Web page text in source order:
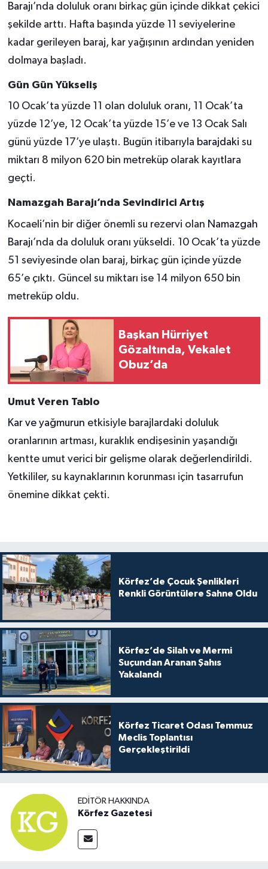
Barajı’nda doluluk oranı birkaç gün içinde dikkat çekici
şekilde arttı. Hafta başında yüzde 11 seviyelerine
kadar gerileyen baraj, kar yağışının ardından yeniden
dolmaya başladı.
Gün Gün Yükseliş
10 Ocak’ta yüzde 11 olan doluluk oranı, 11 Ocak’ta
yüzde 12’ye, 12 Ocak’ta yüzde 15’e ve 13 Ocak Salı
günü yüzde 17’ye ulaştı. Bugün itibarıyla barajdaki su
miktarı 8 milyon 620 bin metreküp olarak kayıtlara
geçti.
Namazgah Barajı’nda Sevindirici Artış
Kocaeli’nin bir diğer önemli su rezervi olan Namazgah
Barajı’nda da doluluk oranı yükseldi. 10 Ocak’ta yüzde
51 seviyesinde olan baraj, birkaç gün içinde yüzde
65’e çıktı. Güncel su miktarı ise 14 milyon 650 bin
metreküp oldu.
Başkan Hürriyet
Gözaltında, Vekalet
Obuz’da
Umut Veren Tablo
Kar ve yağmurun etkisiyle barajlardaki doluluk
oranlarının artması, kuraklık endişesinin yaşandığı
kentte umut verici bir gelişme olarak değerlendirildi.
Yetkililer, su kaynaklarının korunması için tasarrufun
önemine dikkat çekti.
Körfez’de Çocuk Şenlikleri
Renkli Görüntülere Sahne Oldu
Körfez’de Silah ve Mermi
Suçundan Aranan Şahıs
Yakalandı
Körfez Ticaret Odası Temmuz
Meclis Toplantısı
Gerçekleştirildi
EDITÖR HAKKINDA
Körfez Gazetesi